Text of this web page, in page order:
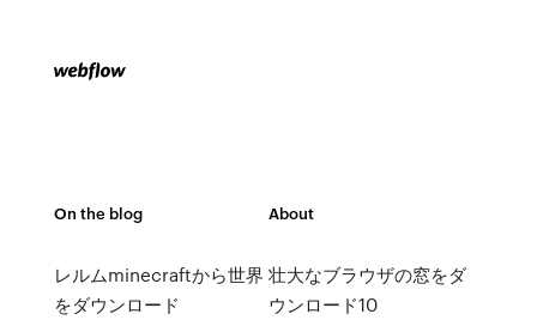
On the blog
レルムminecraftから世界
をダウンロード
About
壮大なブラウザの窓をダ
ウンロード10